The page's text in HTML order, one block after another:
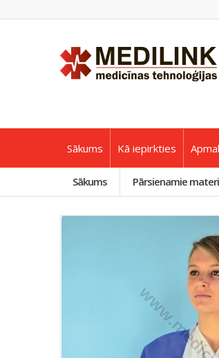
Sākums Kā iepirkties
Sākums Pārsienamie